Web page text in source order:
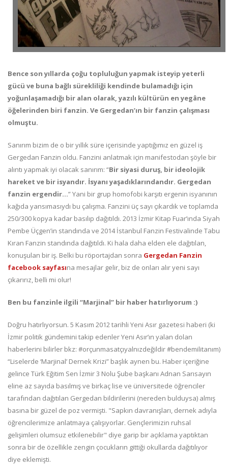
Bence son yıllarda çoğu topluluğun yapmak isteyip yeterli
gücü ve buna bağlı sürekliliği kendinde bulamadığı için
yoğunlaşamadığı bir alan olarak, yazılı kültürün en yegâne
öğelerinden biri fanzin. Ve Gergedan’ın bir fanzin çalışması
olmuştu.
Sanırım bizim de o bir yıllık süre içerisinde yaptığımız en güzel iş
Gergedan Fanzin oldu. Fanzini anlatmak için manifestodan şöyle bir
alıntı yapmak iyi olacak sanırım: “Bir siyasi duruş, bir ideolojik
hareket ve bir isyandır. İsyanı yaşadıklarındandır. Gergedan
fanzin ergendir...” Yani bir grup homofobi karşıtı ergenin isyanının
kağıda yansımasıydı bu çalışma. Fanzini üç sayı çıkardık ve toplamda
250/300 kopya kadar basılıp dağıtıldı. 2013 İzmir Kitap Fuar’ında Siyah
Pembe Üçgen’in standında ve 2014 İstanbul Fanzin Festivalinde Tabu
Kıran Fanzin standında dağıtıldı. Ki hala daha elden ele dağıtılan,
konuşulan bir iş. Belki bu röportajdan sonra Gergedan Fanzin
facebook sayfasına mesajlar gelir, biz de onları alır yeni sayı
çıkarırız, belli mi olur!
Ben bu fanzinle ilgili “Marjinal” bir haber hatırlıyorum :)
Doğru hatırlıyorsun. 5 Kasım 2012 tarihli Yeni Asır gazetesi haberi (ki
İzmir politik gündemini takip edenler Yeni Asır’ın yalan dolan
haberlerini bilirler bkz: #orçunmasatçıyalnızdeğildir #bendemilitanım)
“Liselerde ‘Marjinal’ Dernek Krizi” başlık aynen bu. Haber içeriğine
gelince Türk Eğitim Sen İzmir 3 Nolu Şube başkanı Adnan Sarısayın
eline az sayıda basılmış ve birkaç lise ve üniversitede öğrenciler
tarafından dağıtılan Gergedan bildirilerini (nereden bulduysa) almış
basına bir güzel de poz vermişti. "Sapkın davranışları, dernek adıyla
öğrencilerimize anlatmaya çalışıyorlar. Gençlerimizin ruhsal
gelişimleri olumsuz etkilenebilir" diye garip bir açıklama yaptıktan
sonra bir de özellikle zengin çocukların gittiği okullarda dağıtılıyor
diye eklemişti.